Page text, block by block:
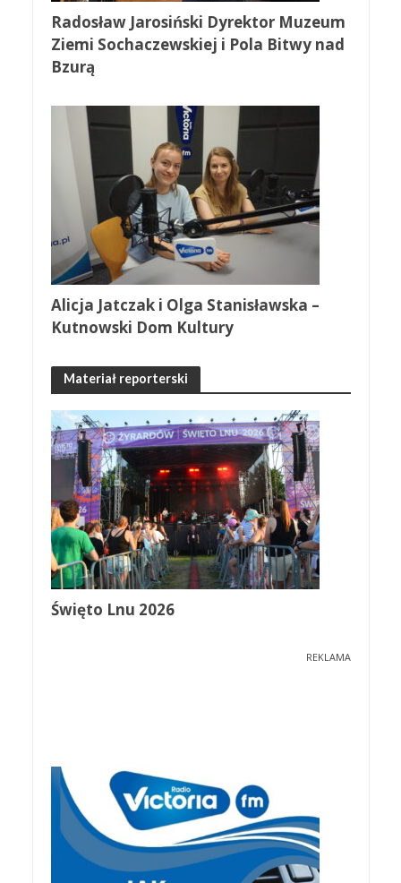
Radosław Jarosiński Dyrektor Muzeum
Ziemi Sochaczewskiej i Pola Bitwy nad
Bzurą
Alicja Jatczak i Olga Stanisławska –
Kutnowski Dom Kultury
Materiał reporterski
Święto Lnu 2026
REKLAMA